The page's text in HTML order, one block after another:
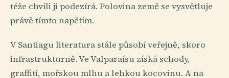
téže chvíli ji podezírá. Polovina země se vysvětluje
právě tímto napětím.
V Santiagu literatura stále působí veřejně, skoro
infrastrukturně. Ve Valparaísu získá schody,
graffiti, mořskou mlhu a lehkou kocovinu. A na